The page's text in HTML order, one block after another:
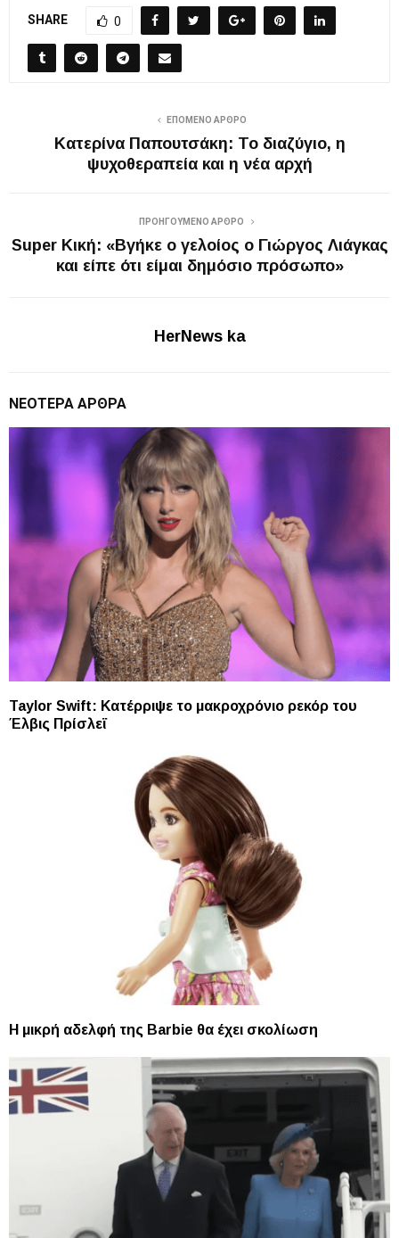
SHARE 0
ΕΠΌΜΕΝΟ ΆΡΘΡΟ
Κατερίνα Παπουτσάκη: Το διαζύγιο, η
ψυχοθεραπεία και η νέα αρχή
ΠΡΟΗΓΟΎΜΕΝΟ ΆΡΘΡΟ
Super Κική: «Βγήκε ο γελοίος ο Γιώργος Λιάγκας
και είπε ότι είμαι δημόσιο πρόσωπο»
HerNews ka
ΝΕΌΤΕΡΑ ΆΡΘΡΑ
Taylor Swift: Kατέρριψε το μακροχρόνιο ρεκόρ του
Έλβις Πρίσλεϊ
H μικρή αδελφή της Barbie θα έχει σκολίωση